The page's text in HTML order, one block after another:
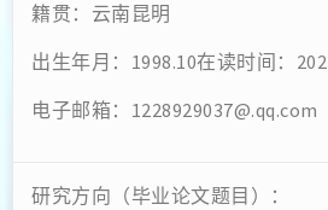
籍贯：云南昆明
出生年月：1998.10在读时间：
电子邮箱：1228929037@.qq.com
研究方向（毕业论文题目）：